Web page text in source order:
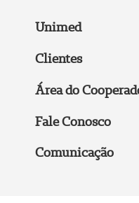
Unimed
Clientes
Área do
Fale Conosco
Comunicação